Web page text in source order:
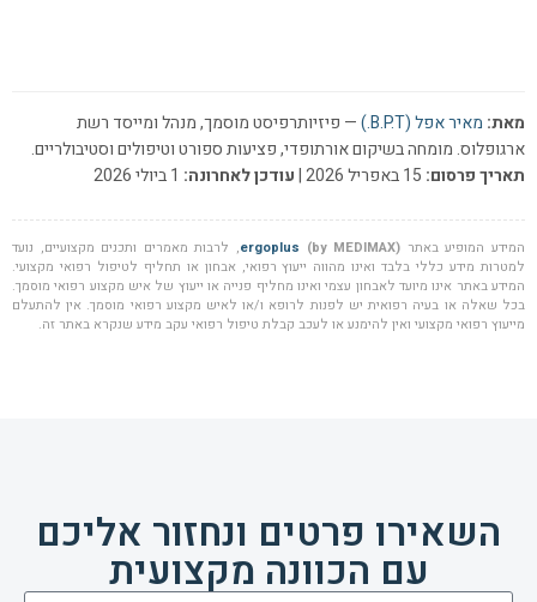
מאת: מאיר אפל (B.P.T.)
— פיזיותרפיסט מוסמך, מנהל ומייסד רשת
ארגופלוס. מומחה בשיקום אורתופדי, פציעות ספורט וטיפולים וסטיבולריים.
תאריך פרסום:
עודכן לאחרונה:
המידע המופיע באתר ergoplus (by MEDIMAX)
, לרבות מאמרים ותכנים מקצועיים, נועד
למטרות מידע כללי בלבד ואינו מהווה ייעוץ רפואי, אבחון או תחליף לטיפול רפואי מקצועי.
המידע באתר אינו מיועד לאבחון עצמי ואינו מחליף פנייה או ייעוץ של איש מקצוע רפואי מוסמך.
בכל שאלה או בעיה רפואית יש לפנות לרופא ו/או לאיש מקצוע רפואי מוסמך. אין להתעלם
מייעוץ רפואי מקצועי ואין להימנע או לעכב קבלת טיפול רפואי עקב מידע שנקרא באתר זה.
השאירו פרטים ונחזור אליכם
עם הכוונה מקצועית